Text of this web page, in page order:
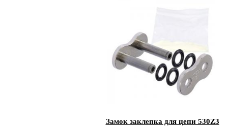
Замок заклепка для цепи 530Z3